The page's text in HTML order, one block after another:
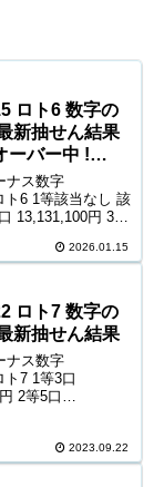
ロト6 数字の
新抽せん結果
ーバー中 !
円
ナス数字
ト6 1等該当なし 該
13,131,100円 3等
口 1,000円
ー 484,49...
2026.01.15
ロト7 数字の
新抽せん結果
ナス数字
ト7 1等3口
2等5口
円 6等149,062口
2023.09.22